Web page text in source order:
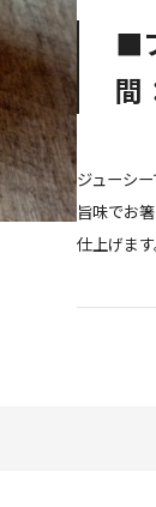
■
間
ジューシ
旨味でお
仕上げます